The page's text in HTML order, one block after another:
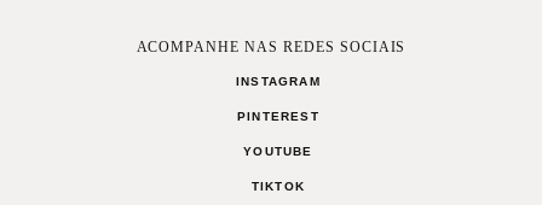
ACOMPANHE NAS REDES SOCIAIS
INSTAGRAM
PINTEREST
YOUTUBE
TIKTOK